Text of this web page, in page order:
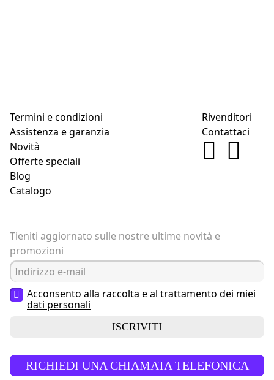
Termini e condizioni
Assistenza e garanzia
Novità
Offerte speciali
Blog
Catalogo
Rivenditori
Contattaci
Tieniti aggiornato sulle nostre ultime novità e
promozioni
Acconsento alla raccolta e al trattamento dei miei
dati personali
ISCRIVITI
RICHIEDI UNA CHIAMATA TELEFONICA